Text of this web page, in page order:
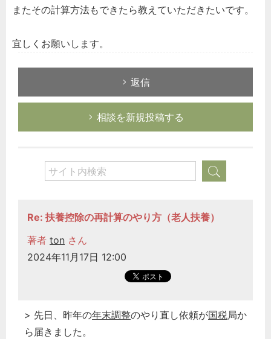
またその計算方法もできたら教えていただきたいです。
宜しくお願いします。
返信
相談を新規投稿する
Re: 扶養控除の再計算のやり方（老人扶養）
著者 ton さん
2024年11月17日 12:00
> 先日、昨年の年末調整のやり直し依頼が国税局か
ら届きました。